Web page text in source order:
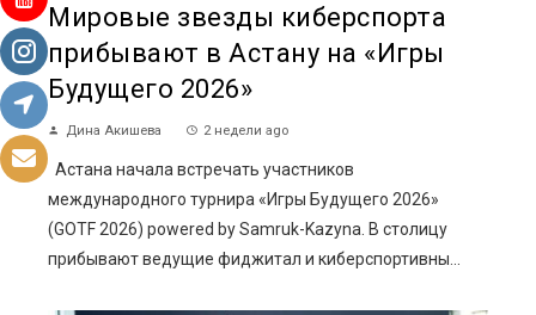
Мировые звезды киберспорта
прибывают в Астану на «Игры
Будущего 2026»
Дина Акишева 2 недели ago
Астана начала встречать участников
международного турнира «Игры Будущего 2026»
(GOTF 2026) powered by Samruk-Kazyna. В столицу
прибывают ведущие фиджитал и киберспортивны...